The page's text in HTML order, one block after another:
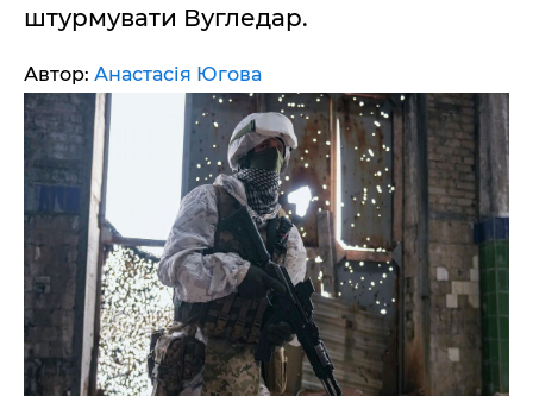
штурмувати Вугледар.
Автор: Анастасія Югова